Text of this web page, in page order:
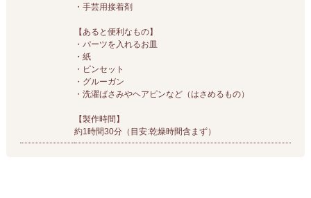
・手芸用接着剤
【あると便利なもの】
・パーツを入れるお皿
・紙
・ピンセット
・グルーガン
・洗濯ばさみやヘアピンなど（はさめるもの）
【製作時間】
約1時間30分（目安:乾燥時間含まず）